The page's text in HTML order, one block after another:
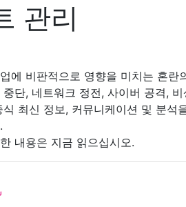
관리
에 비판적으로 영향을 미치는 혼란
단, 네트워크 정전, 사이버 공격,
최신 정보, 커뮤니케이션 및 분석
내용은 지금 읽으십시오.